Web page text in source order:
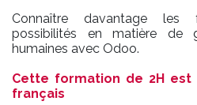
Connaître davantage les
possibilités en matière de
humaines avec Odoo.
Cette formation de 2H est
français